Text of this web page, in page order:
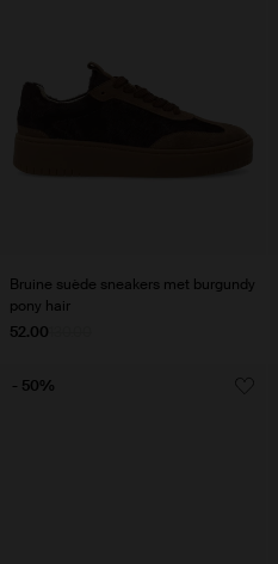
Bruine suède sneakers met burgundy
pony hair
52.00
- 50%